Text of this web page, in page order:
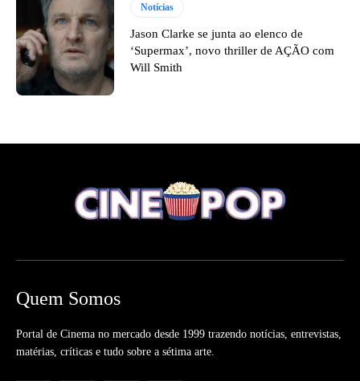
Notícias
Jason Clarke se junta ao elenco de
‘Supermax’, novo thriller de AÇÃO com
Will Smith
Quem Somos
Portal de Cinema no mercado desde 1999 trazendo notícias, entrevistas,
matérias, críticas e tudo sobre a sétima arte.